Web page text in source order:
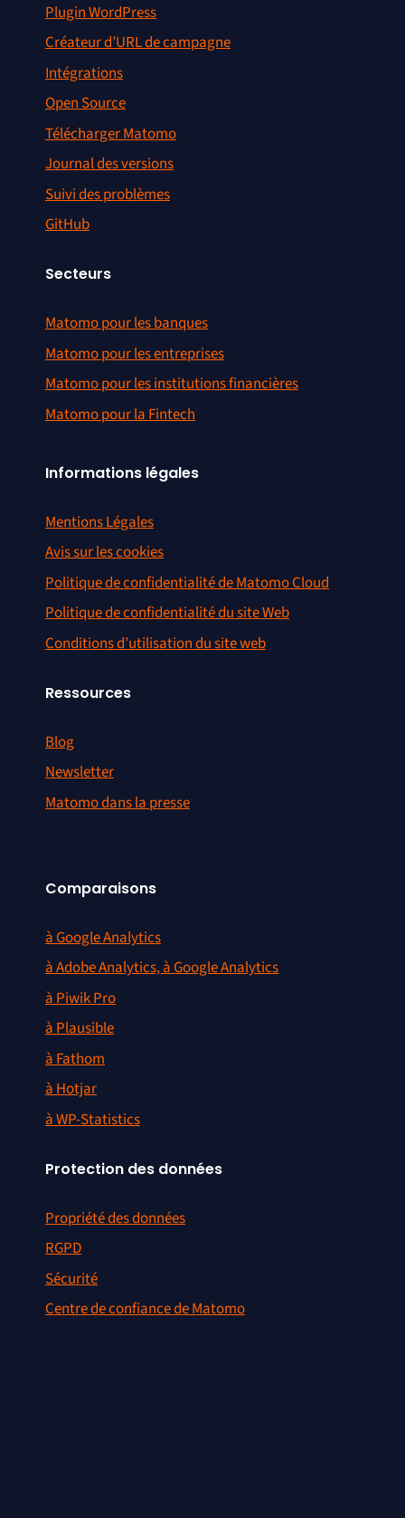
Plugin WordPress
Créateur d’URL de campagne
Intégrations
Open Source
Télécharger Matomo
Journal des versions
Suivi des problèmes
GitHub
Secteurs
Matomo pour les banques
Matomo pour les entreprises
Matomo pour les institutions financières
Matomo pour la Fintech
Informations légales
Mentions Légales
Avis sur les cookies
Politique de confidentialité de Matomo Cloud
Politique de confidentialité du site Web
Conditions d’utilisation du site web
Ressources
Blog
Newsletter
Matomo dans la presse
Comparaisons
à Google Analytics
à Adobe Analytics, à Google Analytics
à Piwik Pro
à Plausible
à Fathom
à Hotjar
à WP-Statistics
Protection des données
Propriété des données
RGPD
Sécurité
Centre de confiance de Matomo